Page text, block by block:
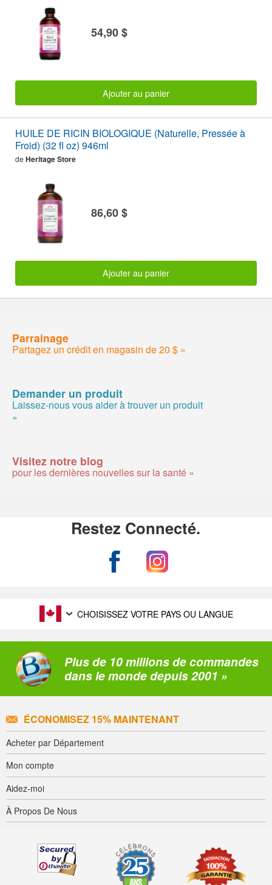
54,90 $
Ajouter au panier
HUILE DE RICIN BIOLOGIQUE (Naturelle, Pressée à
Froid) (32 fl oz) 946ml
de Heritage Store
86,60 $
Ajouter au panier
Parrainage
Partagez un crédit en magasin de 20 $ »
Demander un produit
Laissez-nous vous aider à trouver un produit
»
Visitez notre blog
pour les dernières nouvelles sur la santé »
Restez Connecté.
CHOISISSEZ VOTRE PAYS OU LANGUE
Plus de 10 millions de commandes
dans le monde depuis 2001 »
ÉCONOMISEZ 15% MAINTENANT
Acheter par Département
Mon compte
Aidez-moi
À Propos De Nous